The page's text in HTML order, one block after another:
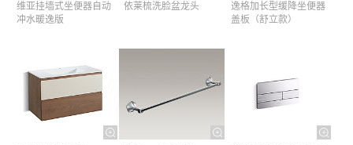
维亚挂墙式坐便器自动
冲水暖逸版
依莱梳洗脸盆龙头
逸格加长型缓降坐便器
盖板（舒立款）